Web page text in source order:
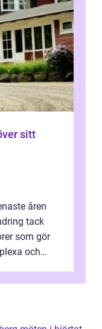
sitt
åren
tack
som gör
och